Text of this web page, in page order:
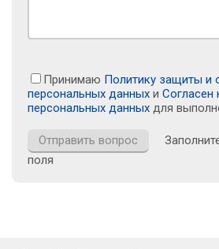
Принимаю Политику защиты и
персональных данных и Согласен
персональных данных для
поля